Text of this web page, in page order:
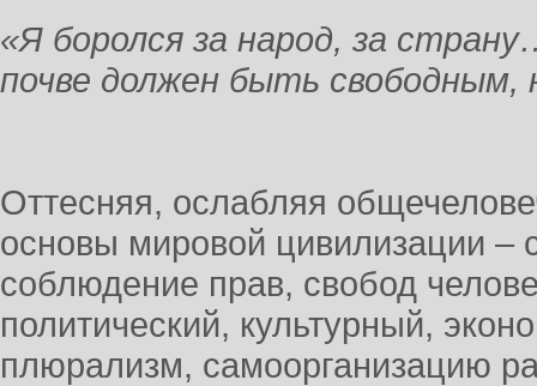
«Я боролся за народ, за
почве должен быть свободным,
Оттесняя, ослабляя
основы мировой цивилизации –
соблюдение прав, свобод
политический, культурный,
плюрализм, самоорганизацию